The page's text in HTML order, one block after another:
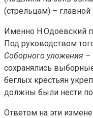
(стрельцам) –
Именно Н.Одоевский
Под руководством
Соборного уложения –
сохранялись
беглых крестьян
должны были нести
Ответом на эти